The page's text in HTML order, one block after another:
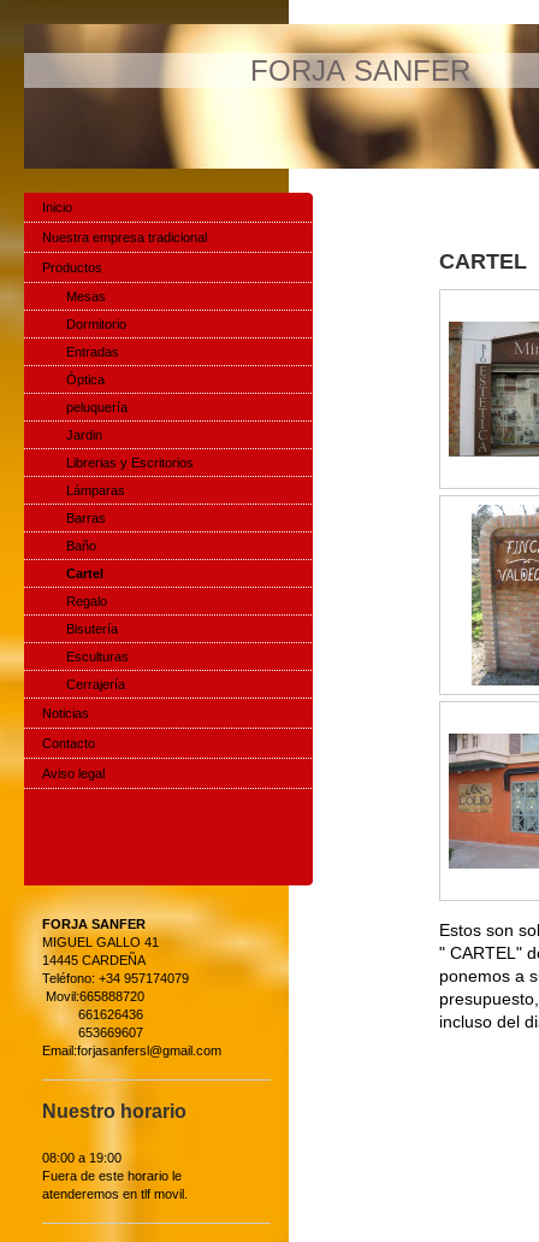
FORJA SANFER
CARTEL
Estos son
" CARTEL"
ponemos a
presupuesto,
incluso del
Inicio
Nuestra empresa tradicional
Productos
Mesas
Dormitorio
Entradas
Óptica
peluquería
Jardin
Librerias y Escritorios
Lámparas
Barras
Baño
Cartel
Regalo
Bisutería
Esculturas
Cerrajería
Noticias
Contacto
Aviso legal
FORJA SANFER
MIGUEL GALLO 41
14445 CARDEÑA
Teléfono: +34 957174079
Movil:665888720
661626436
653669607
Email:forjasanfersl@gmail.com
Nuestro horario
08:00 a 19:00
Fuera de este horario le
atenderemos en tlf movil.